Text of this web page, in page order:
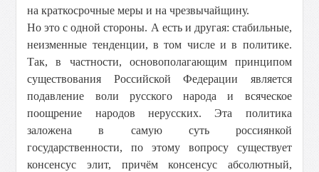
на краткосрочные меры и на чрезвычайщину.
Но это с одной стороны. А есть и другая: стабильные,
неизменные тенденции, в том числе и в политике.
Так, в частности, основополагающим принципом
существования Российской Федерации является
подавление воли русского народа и всяческое
поощрение народов нерусских. Эта политика
заложена в самую суть россиянкой
государственности, по этому вопросу существует
консенсус элит, причём консенсус абсолютный,